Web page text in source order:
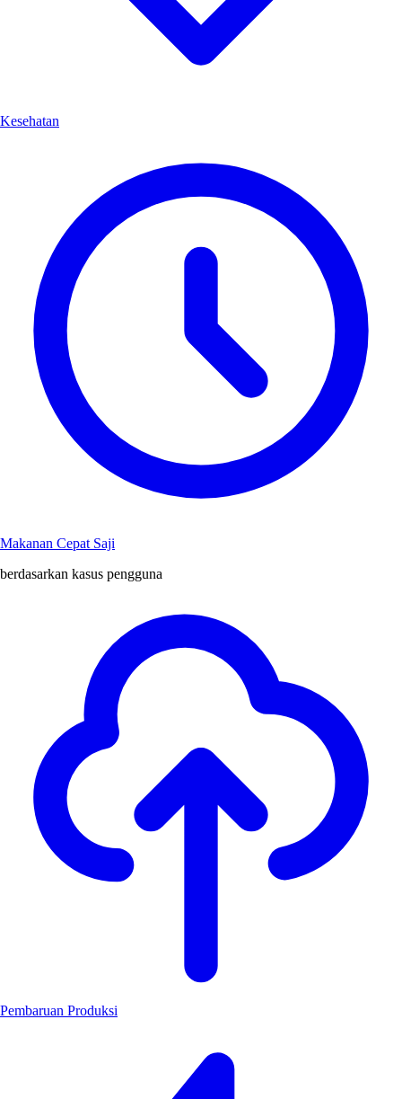
Kesehatan
Makanan Cepat Saji
berdasarkan kasus pengguna
Pembaruan Produksi